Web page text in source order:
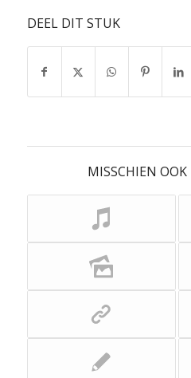
DEEL DIT STUK
MISSCHIEN OOK